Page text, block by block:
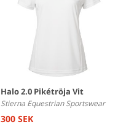
Halo 2.0 Pikétröja Vit
Stierna Equestrian Sportswear
300 SEK